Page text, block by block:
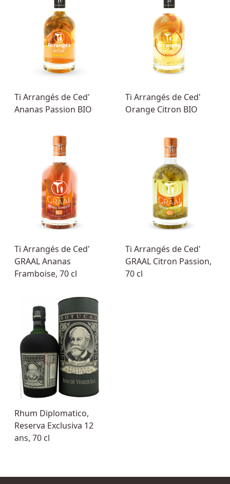
Ti Arrangés de Ced'
Ananas Passion BIO
Ti Arrangés de Ced'
Orange Citron BIO
Ti Arrangés de Ced'
GRAAL Ananas
Framboise, 70 cl
Ti Arrangés de Ced'
GRAAL Citron Passion,
70 cl
Rhum Diplomatico,
Reserva Exclusiva 12
ans, 70 cl